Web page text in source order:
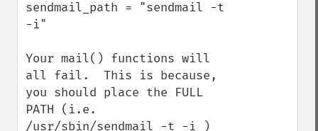
sendmail_path = "sendmail -t
-i"
Your mail() functions will
all fail.  This is because,
you should place the FULL
PATH (i.e.
/usr/sbin/sendmail -t -i )